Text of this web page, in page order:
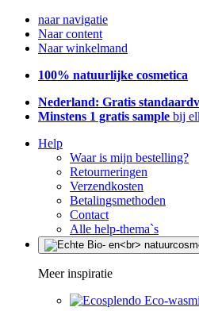
naar navigatie
Naar content
Naar winkelmand
100% natuurlijke cosmetica
Nederland: Gratis
Minstens 1 gratis sample bij
Help
Waar is mijn bestelling?
Retourneringen
Verzendkosten
Betalingsmethoden
Contact
Alle help-thema`s
Meer inspiratie
Eco-